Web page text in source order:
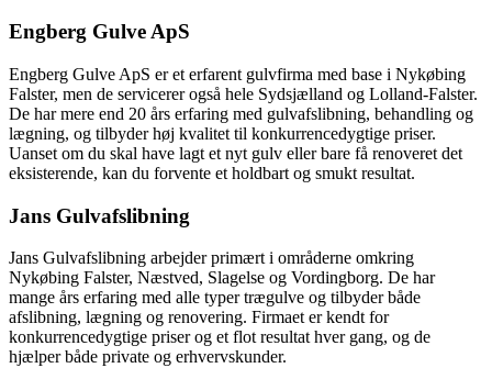
Engberg Gulve ApS
Engberg Gulve ApS er et erfarent gulvfirma med base i Nykøbing
Falster, men de servicerer også hele Sydsjælland og Lolland-Falster.
De har mere end 20 års erfaring med gulvafslibning, behandling og
lægning, og tilbyder høj kvalitet til konkurrencedygtige priser.
Uanset om du skal have lagt et nyt gulv eller bare få renoveret det
eksisterende, kan du forvente et holdbart og smukt resultat.
Jans Gulvafslibning
Jans Gulvafslibning arbejder primært i områderne omkring
Nykøbing Falster, Næstved, Slagelse og Vordingborg. De har
mange års erfaring med alle typer trægulve og tilbyder både
afslibning, lægning og renovering. Firmaet er kendt for
konkurrencedygtige priser og et flot resultat hver gang, og de
hjælper både private og erhvervskunder.